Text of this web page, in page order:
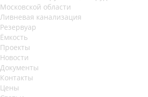
Московской области
Ливневая канализация
Резервуар
Ёмкость
Проекты
Новости
Документы
Контакты
Цены